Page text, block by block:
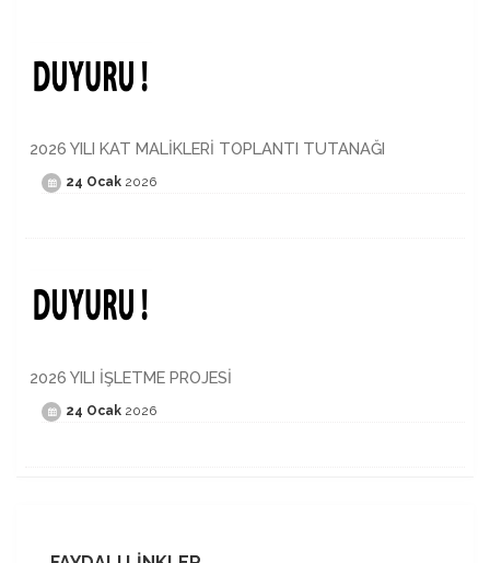
2026 YILI KAT MALİKLERİ TOPLANTI TUTANAĞI
24 Ocak 2026
2026 YILI İŞLETME PROJESİ
24 Ocak 2026